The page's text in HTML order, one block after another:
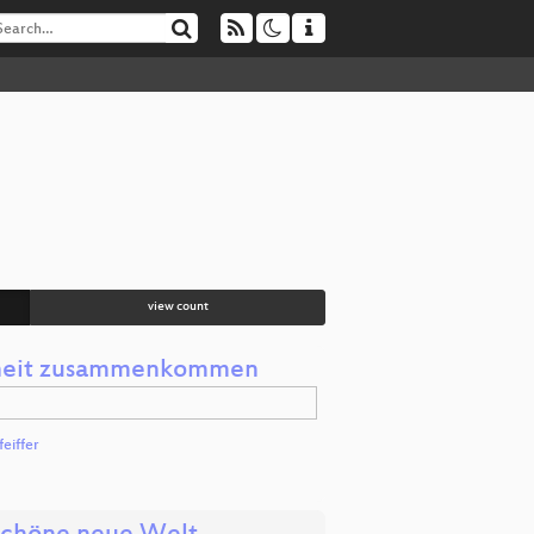
view count
zusammenkommen